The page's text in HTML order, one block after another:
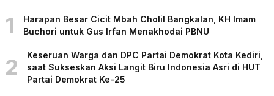
1
Harapan Besar Cicit Mbah Cholil Bangkalan, KH Imam
Buchori untuk Gus Irfan Menakhodai PBNU
2
Keseruan Warga dan DPC Partai Demokrat Kota Kediri,
saat Sukseskan Aksi Langit Biru Indonesia Asri di HUT
Partai Demokrat Ke-25